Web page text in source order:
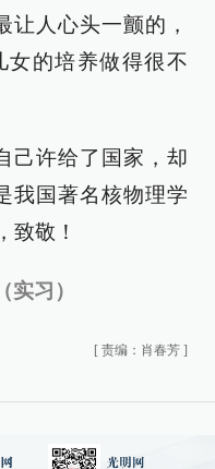
让人心头一颤的，
女的培养做得很不
己许给了国家，却
我国著名核物理学
致敬！
习）
[ 责编：肖春芳 ]